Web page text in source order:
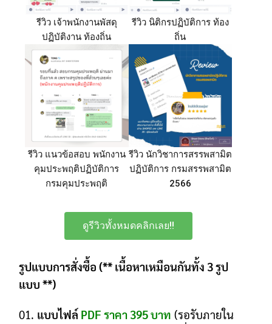
รีวิว เจ้าพนักงานพัสดุ
ปฏิบัติงาน ท้องถิ่น
รีวิว นิติกรปฏิบัติการ ท้อง
ถิ่น
รีวิว แนวข้อสอบ พนักงาน
คุมประพฤติปฏิบัติการ
กรมคุมประพฤติ
รีวิว นักวิชาการสรรพสามิต
ปฏิบัติการ กรมสรรพสามิต
2566
ดูรีวิวทั้งหมดคลิกเลย!!
รูปแบบการสั่งซื้อ (** เนื้อหาเหมือนกันทั้ง 3 รูป
แบบ **)
01. แบบไฟล์ PDF ราคา 395 บาท (รอรับภายใน